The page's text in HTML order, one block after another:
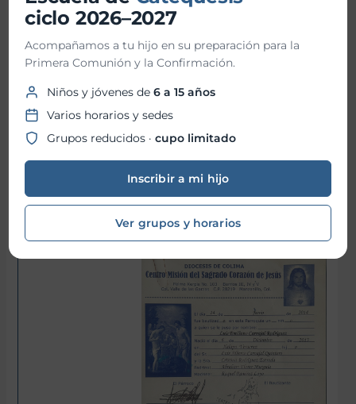
Miércoles
No
ciclo 2026–2027
Acompañamos a tu hijo en su preparación para la
Primera Comunión y la Confirmación.
Niños y jóvenes de6 a 15 años
Varios horarios y sedes
Grupos reducidos ·cupo limitado
Inscribir a mi hijo
Ver grupos y horarios